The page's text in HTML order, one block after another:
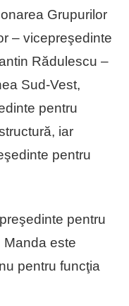
Grupurilor
– vicepreşedinte
Rădulescu –
Sud-Vest,
pentru
iar
pentru
pentru
Manda este
pentru funcţia